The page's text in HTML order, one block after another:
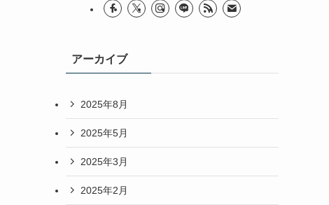
アーカイブ
2025年8月
2025年5月
2025年3月
2025年2月